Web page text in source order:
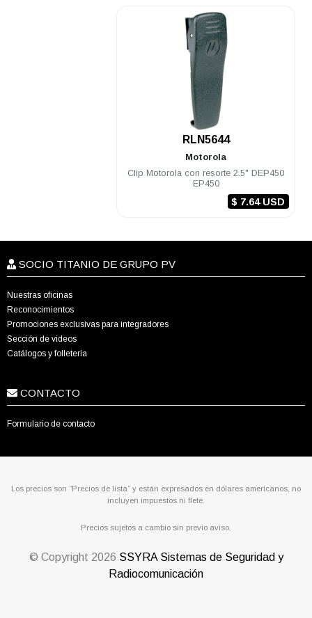
RLN5644
Motorola
Clip Motorola con resorte 2.5" DEP450
EP450
$ 7.64 USD
SOCIO TITANIO DE GRUPO PV
Nuestras oficinas
Reconocimientos
Promociones exclusivas para integradores
Sección de videos
Catálogos y folletería
CONTACTO
Formulario de contacto
Los precios son “Precios de lista” y están expresados en dólares americanos, no
incluyen impuestos ni flete.
Precios sujetos a cambio sin previo aviso.
© Copyright 2026 SSYRA Sistemas de Seguridad y
Radiocomunicación